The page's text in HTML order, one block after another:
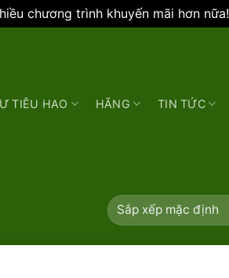
chương trình khuyến mãi hơn nữa!
TIÊU HAO HÃNG TIN TỨC